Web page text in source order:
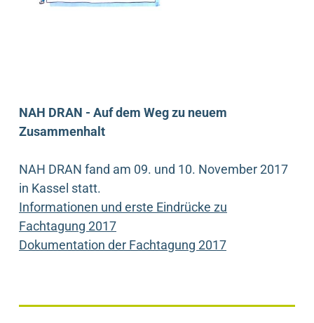
NAH DRAN - Auf dem Weg zu neuem
Zusammenhalt
NAH DRAN fand am 09. und 10. November 2017
in Kassel statt.
Informationen und erste Eindrücke zu
Fachtagung 2017
Dokumentation der Fachtagung 2017